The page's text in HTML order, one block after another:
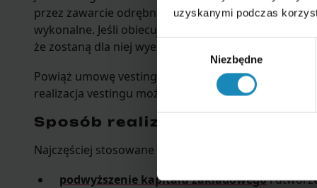
uzyskanymi podczas
Niezbędne
przez zawarcie odrębnej umowy vestingowej. Zadbaj
wykonalne. Jeśli obiecujesz danej osobie nabycie
że zostaną dla niej wyemitowane.
Powiąż umowę vestingu z innymi aktami i
realizacja vestingu może się zablokować.
Sposób realizacji vestingu
Najczęściej stosowane mechanizmy to:
podwyższenie kapitału zakładowegoi